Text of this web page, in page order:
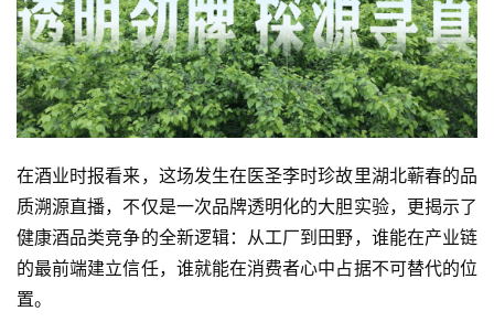
在酒业时报看来，这场发生在医圣李时珍故里湖北蕲春的品
质溯源直播，不仅是一次品牌透明化的大胆实验，更揭示了
健康酒品类竞争的全新逻辑：从工厂到田野，谁能在产业链
的最前端建立信任，谁就能在消费者心中占据不可替代的位
置。